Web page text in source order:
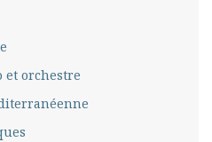
et orchestre